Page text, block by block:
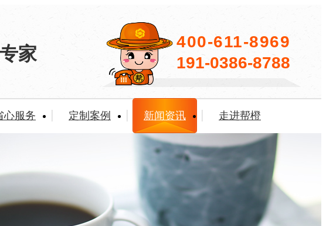
家
400-611-8969
191-0386-8788
心服务 定制案例 新闻资讯 走进帮橙